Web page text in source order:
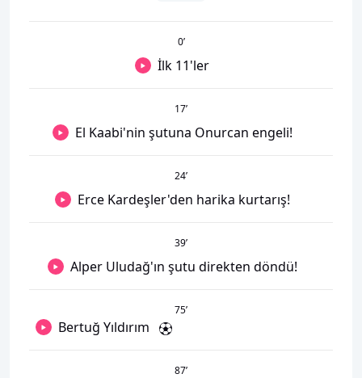
0’
İlk 11'ler
17’
El Kaabi'nin şutuna Onurcan engeli!
24’
Erce Kardeşler'den harika kurtarış!
39’
Alper Uludağ'ın şutu direkten döndü!
75’
Bertuğ Yıldırım
87’